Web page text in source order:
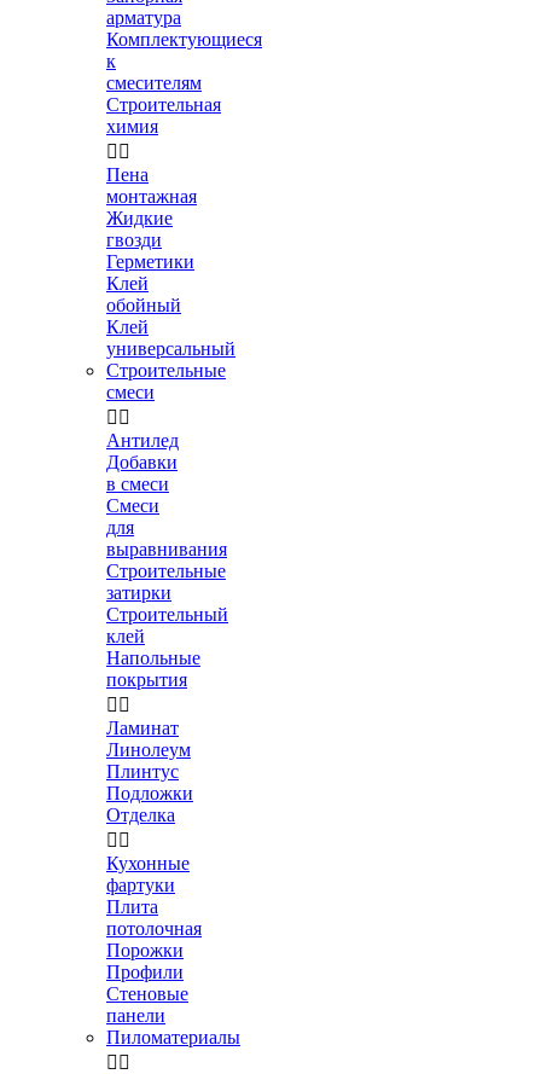
арматура
Комплектующиеся
к
смесителям
Строительная
химия
 
Пена
монтажная
Жидкие
гвозди
Герметики
Клей
обойный
Клей
универсальный
Строительные
смеси
 
Антилед
Добавки
в смеси
Смеси
для
выравнивания
Строительные
затирки
Строительный
клей
Напольные
покрытия
 
Ламинат
Линолеум
Плинтус
Подложки
Отделка
 
Кухонные
фартуки
Плита
потолочная
Порожки
Профили
Стеновые
панели
Пиломатериалы
 